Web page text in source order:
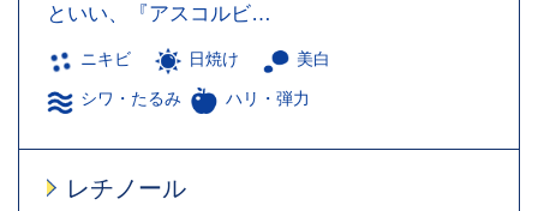
といい、『アスコルビ…
ニキビ 日焼け 美白
シワ・たるみ ハリ・弾力
レチノール